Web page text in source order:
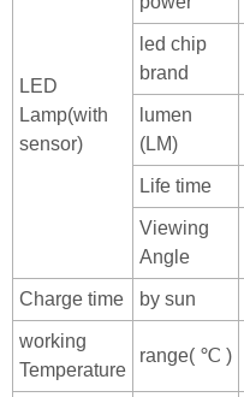
LED
Lamp(with
sensor)
led chip
brand
lumen
(LM)
Life time
Viewing
Angle
Charge time by sun
working
Temperature
range( ℃ )